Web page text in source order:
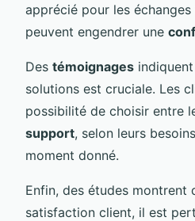
apprécié pour les
peuvent engendrer une
Des témoignages
solutions est cruciale. Les
possibilité de choisir entre
support, selon leurs
moment donné.
Enfin, des études montrent
satisfaction client, il est